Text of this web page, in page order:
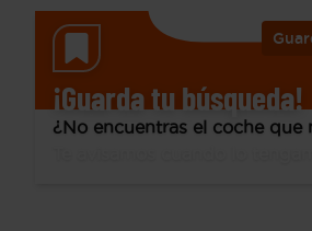
¡Guarda tu búsqueda!
¿No encuentras el coche que